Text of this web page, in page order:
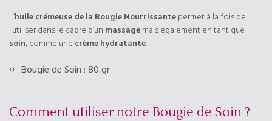
L’huile crémeuse de la Bougie Nourrissantepermet à la fois de
l’utiliser dans le cadre d’un massagemais également en tant que
soin, comme une crème hydratante.
Bougie de Soin : 80 gr
Comment utiliser notre Bougie de Soin ?